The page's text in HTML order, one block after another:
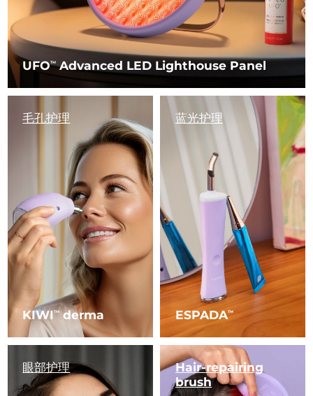
UFOTMAdvanced LED Lighthouse Panel
KIWITMderma
毛孔护理
ESPADATM
蓝光护理
眼部护理
Hair-repairing
brush